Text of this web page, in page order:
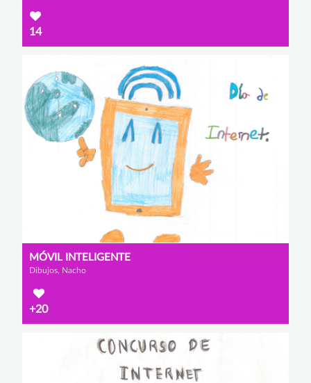
14
MÓVIL INTELIGENTE
Dibujos, Nacho
+20